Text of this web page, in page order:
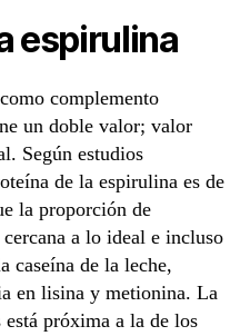
espirulina
complemento
un doble valor; valor
Según estudios
de la espirulina es de
la proporción de
a lo ideal e incluso
caseína de la leche,
en lisina y metionina. La
próxima a la de los